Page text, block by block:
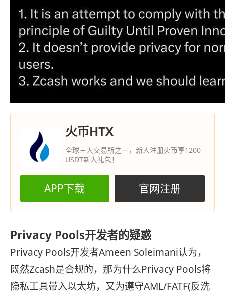
火币HTX
全球三大交易所之一，新人注册火币享1200
USDT新人礼包！
APP下载 官网注册
Privacy Pools开发者的疑惑
Privacy Pools开发者Ameen Soleimani认为，
既然Zcash是合规的，那为什么Privacy Pools将
隐私工具带入以太坊，又为遵守AML/FATF(反洗